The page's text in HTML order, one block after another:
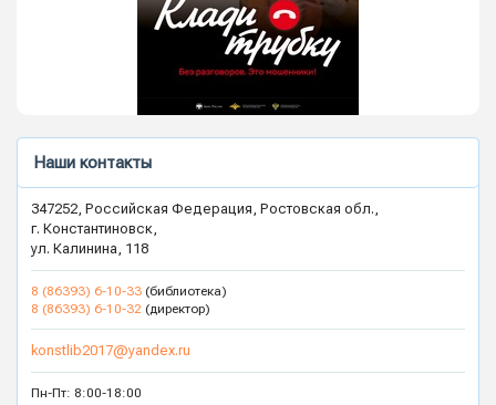
Наши контакты
347252, Российская Федерация, Ростовская обл.,
г. Константиновск,
ул. Калинина, 118
8 (86393) 6-10-33 (библиотека)
8 (86393) 6-10-32 (директор)
konstlib2017@yandex.ru
Пн-Пт: 8:00-18:00